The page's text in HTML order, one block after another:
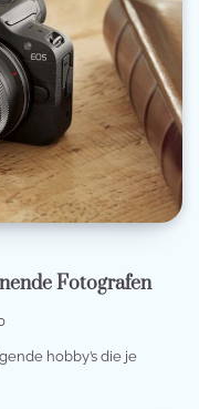
Fotografen
hobby’s die je